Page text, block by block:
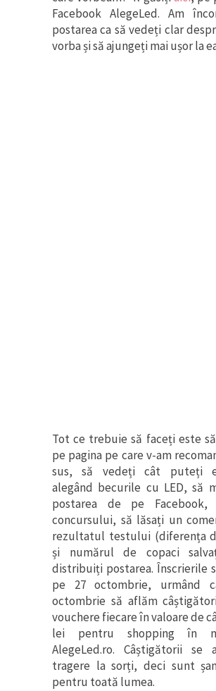
Facebook AlegeLed. Am
postarea ca să vedeți clar
vorba și să ajungeți mai ușor la
Tot ce trebuie să faceți este
pe pagina pe care v-am
sus, să vedeți cât puteți
alegând becurile cu LED, să
postarea de pe Facebook,
concursului, să lăsați un
rezultatul testului (diferența
și numărul de copaci
distribuiți postarea. Înscrierile
pe 27 octombrie, urmând
octombrie să aflăm
vouchere fiecare în valoare de
lei pentru shopping în
AlegeLed.ro. Câștigătorii se
tragere la sorți, deci sunt
pentru toată lumea.